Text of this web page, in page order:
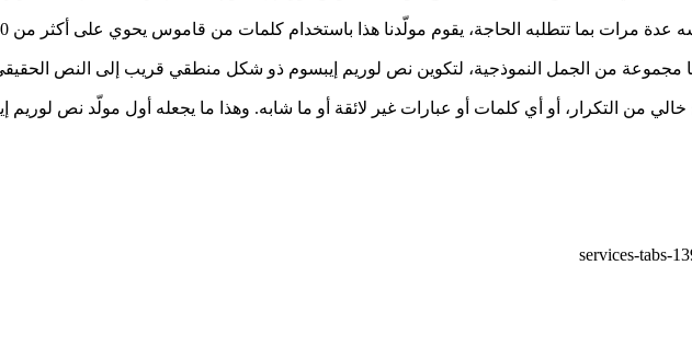
مجموعة من الجمل النموذجية، لتكوين نص لوريم إيبسوم ذو شكل منطقي قريب إلى النص
خالي من التكرار، أو أي كلمات أو عبارات غير لائقة أو ما شابه. وهذا ما يجعله أول مولّد نص